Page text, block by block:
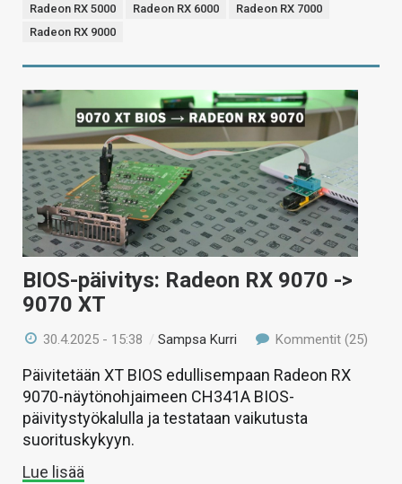
Radeon RX 5000
Radeon RX 6000
Radeon RX 7000
Radeon RX 9000
BIOS-päivitys: Radeon RX 9070 ->
9070 XT
30.4.2025 - 15:38 /Sampsa Kurri Kommentit (25)
Päivitetään XT BIOS edullisempaan Radeon RX
9070-näytönohjaimeen CH341A BIOS-
päivitystyökalulla ja testataan vaikutusta
suorituskykyyn.
Lue lisää